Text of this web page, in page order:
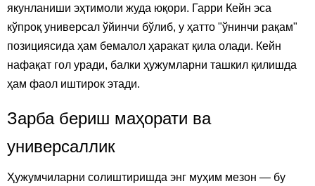
якунланиши эҳтимоли жуда юқори. Гарри Кейн эса
кўпроқ универсал ўйинчи бўлиб, у ҳатто "ўнинчи рақам"
позициясида ҳам бемалол ҳаракат қила олади. Кейн
нафақат гол уради, балки ҳужумларни ташкил қилишда
ҳам фаол иштирок этади.
Зарба бериш маҳорати ва
универсаллик
Ҳужумчиларни солиштиришда энг муҳим мезон — бу